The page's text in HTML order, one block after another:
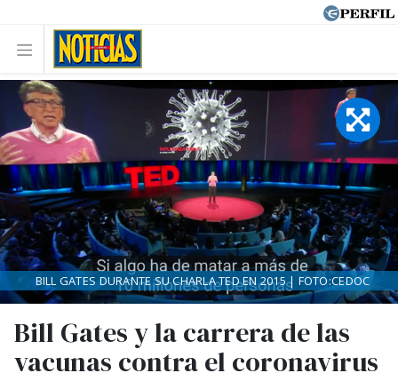
Bill Gates y la carrera de las
vacunas contra el coronavirus
BILL GATES DURANTE SU CHARLA TED EN 2015 | FOTO:CEDOC